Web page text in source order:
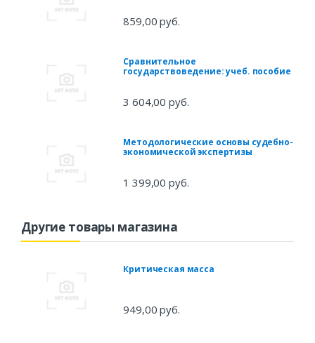
859,00 руб.
Сравнительное
государствоведение: учеб. пособие
3 604,00 руб.
Методологические основы судебно-
экономической экспертизы
1 399,00 руб.
Другие товары магазина
Критическая масса
949,00 руб.